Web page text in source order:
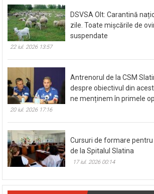
DSVSA Olt: Carantină
zile. Toate mișcările de
suspendate
22 iul. 2026 13:57
Antrenorul de la CSM
despre obiectivul din
ne menținem în primele
20 iul. 2026 17:16
Cursuri de formare
de la Spitalul Slatina
17 iul. 2026 00:14